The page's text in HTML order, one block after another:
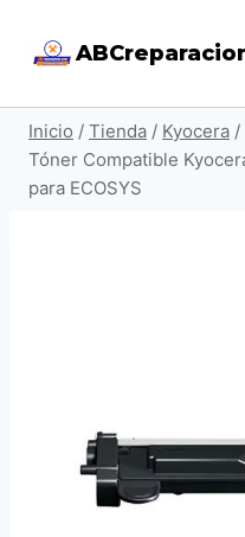
Inicio / Tienda / Kyocera /
Tóner Compatible
para ECOSYS